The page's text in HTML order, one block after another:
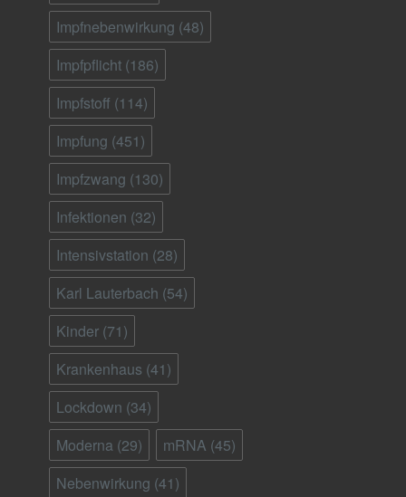
Impfnebenwirkung (48)
Impfpflicht (186)
Impfstoff (114)
Impfung (451)
Impfzwang (130)
Infektionen (32)
Intensivstation (28)
Karl Lauterbach (54)
Kinder (71)
Krankenhaus (41)
Lockdown (34)
Moderna (29) mRNA (45)
Nebenwirkung (41)